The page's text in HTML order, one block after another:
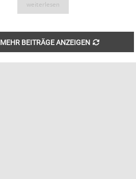
weiterlesen
MEHR BEITRÄGE ANZEIGEN